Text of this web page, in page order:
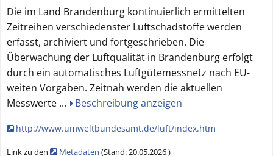
Die im Land Brandenburg kontinuierlich ermittelten
Zeitreihen verschiedenster Luftschadstoffe werden
erfasst, archiviert und fortgeschrieben. Die
Überwachung der Luftqualität in Brandenburg erfolgt
durch ein automatisches Luftgütemessnetz nach EU-
weiten Vorgaben. Zeitnah werden die aktuellen
Messwerte ... Beschreibung anzeigen
http://www.umweltbundesamt.de/luft/index.htm
Link zu den Metadaten (Stand:20.05.2026)